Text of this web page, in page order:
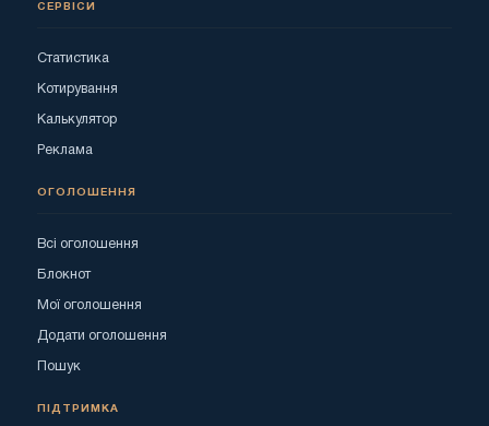
СЕРВІСИ
Статистика
Котирування
Калькулятор
Реклама
ОГОЛОШЕННЯ
Всі оголошення
Блокнот
Мої оголошення
Додати оголошення
Пошук
ПІДТРИМКА